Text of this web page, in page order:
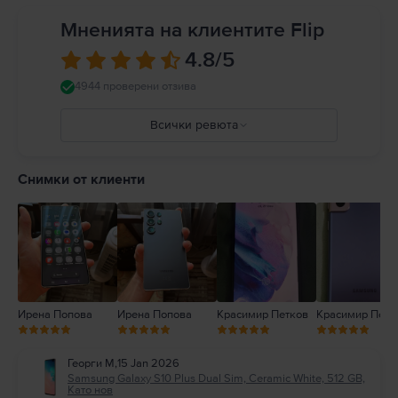
Мненията на клиентите Flip
4.8/5
4944 проверени отзива
Всички ревюта
2
Снимки от клиенти
Ирена Попова Ирена Попова Красимир Петков Красимир
Георги М,15 Jan 2026
Samsung Galaxy S10 Plus Dual Sim, Ceramic White, 512 GB,
Като нов